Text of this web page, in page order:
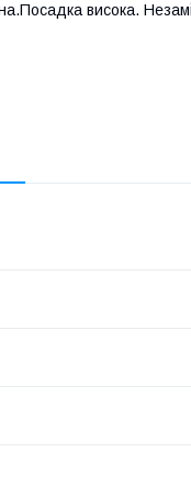
висока.